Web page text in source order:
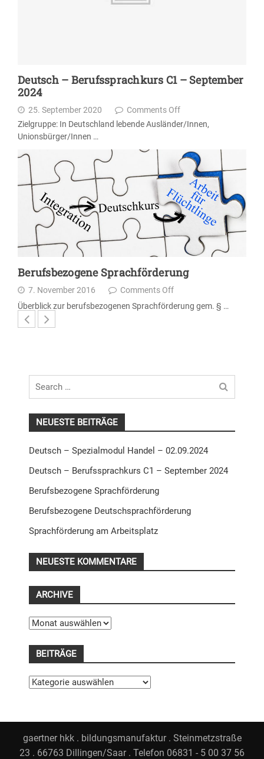
Deutsch – Berufssprachkurs C1 – September
2024
25. September 2020
Comments Off
Zielgruppe: In Deutschland lebende Ausländer/Innen,
Unionsbürger/Innen …
Berufsbezogene Sprachförderung
7. November 2016
Comments Off
Überblick zur berufsbezogenen Sprachförderung gem. § …
Search
for
NEUESTE BEITRÄGE
Deutsch – Spezialmodul Handel – 02.09.2024
Deutsch – Berufssprachkurs C1 – September 2024
Berufsbezogene Sprachförderung
Berufsbezogene Deutschsprachförderung
Sprachförderung am Arbeitsplatz
NEUESTE KOMMENTARE
ARCHIVE
Archive
BEITRÄGE
Beiträge
gaertner hkk . bildungsmanufaktur . Steinmetzstraße
23 . 66763 Dillingen/Saar . Telefon 06831 - 5 00 37 56